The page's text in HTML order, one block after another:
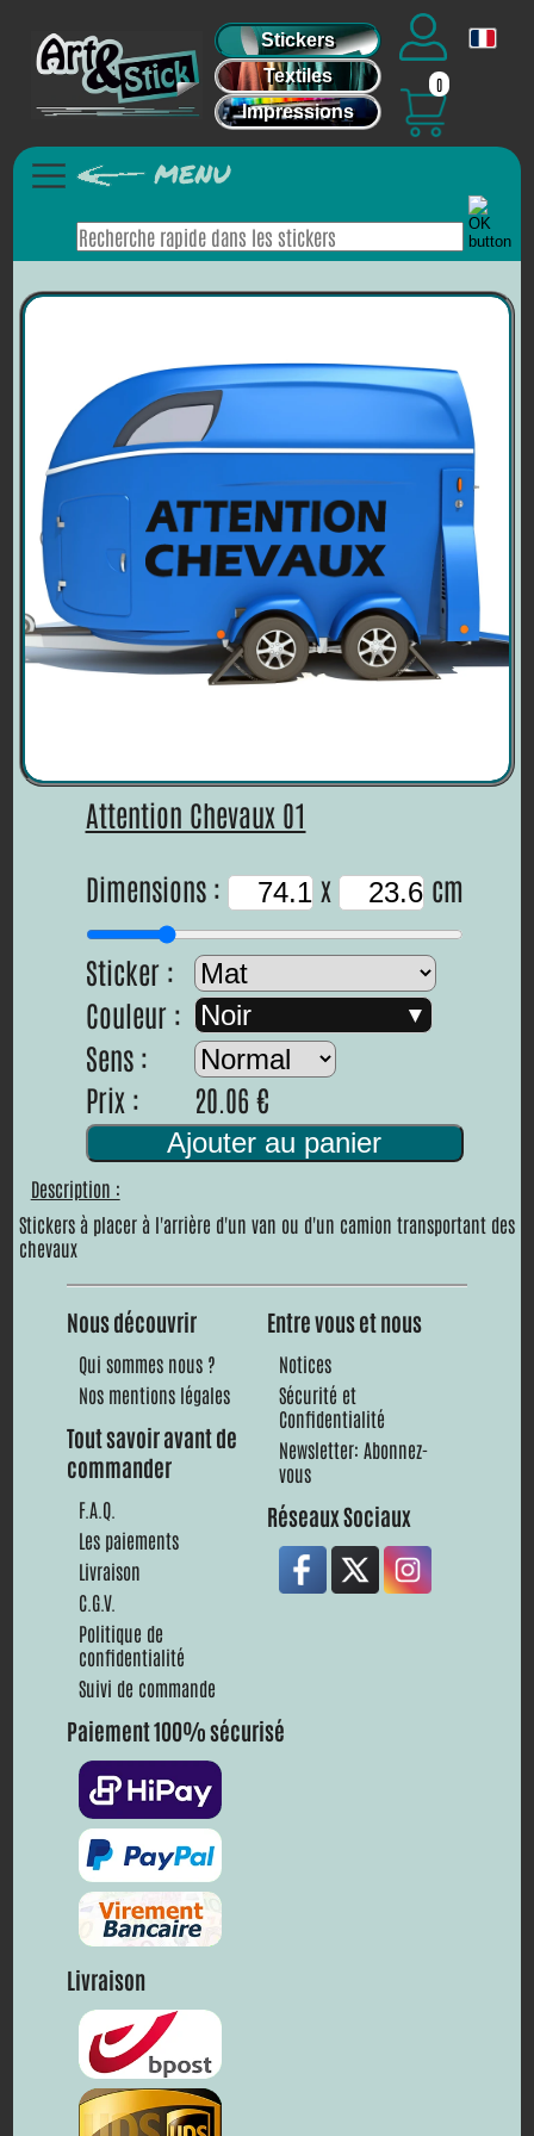
Stickers
Textiles
Impressions
0
Attention Chevaux 01
Dimensions :
x cm
Sticker :
Couleur :
Noir
Sens :
Prix :
20.06 €
Ajouter au panier
Description :
Stickers à placer à l'arrière d'un van ou d'un camion transportant des
chevaux
Nous découvrir
Qui sommes nous ?
Nos mentions légales
Tout savoir avant de
commander
F.A.Q.
Les paiements
Livraison
C.G.V.
Politique de
confidentialité
Suivi de commande
Entre vous et nous
Notices
Sécurité et
Confidentialité
Newsletter: Abonnez-
vous
Réseaux Sociaux
Paiement 100% sécurisé
Livraison